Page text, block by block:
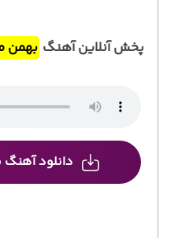
پخش آنلاین آهنگ بهمن
دانلود آهنگ